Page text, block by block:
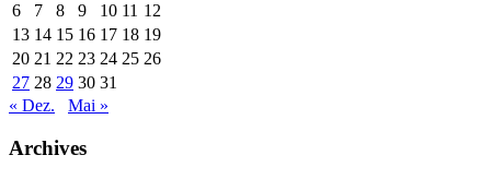
6
7 8 9 10 11 12
13 14 15 16 17 18 19
20 21 22 23 24 25 26
27 28 29 30 31
« Dez.
Mai »
Archives